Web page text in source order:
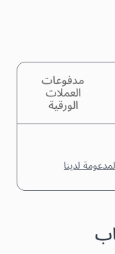
مدفوعات
العملات
الورقية
لدينا